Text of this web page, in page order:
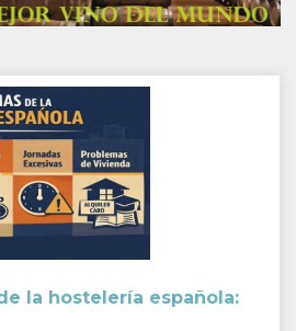
la hostelería española: